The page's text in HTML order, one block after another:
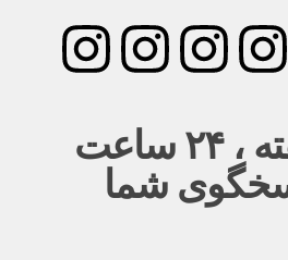
هفت روز هفته ، ۲۴ ساعت
شما